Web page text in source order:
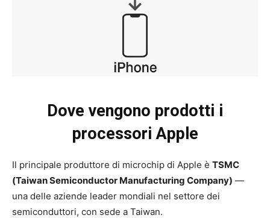
Dove vengono prodotti i
processori Apple
Il principale produttore di microchip di Apple è TSMC
(Taiwan Semiconductor Manufacturing Company) —
una delle aziende leader mondiali nel settore dei
semiconduttori, con sede a Taiwan.